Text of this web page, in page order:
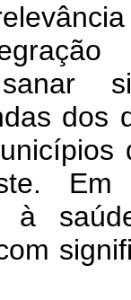
dos
Em
à